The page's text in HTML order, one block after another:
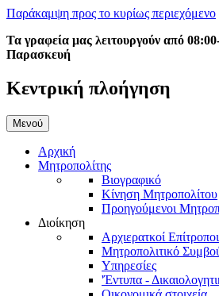
Παράκαμψη προς το κυρίως περιεχόμενο
Τα γραφεία μας λειτουργούν από
Παρασκευή
Κεντρική πλοήγηση
Μενού
Αρχική
Μητροπολίτης
Βιογραφικό
Κίνηση Μητροπολίτου
Προηγούμενοι
Διοίκηση
Αρχιερατκοί Επίτροποι
Μητροπολιτικό
Υπηρεσίες
'Έντυπα -